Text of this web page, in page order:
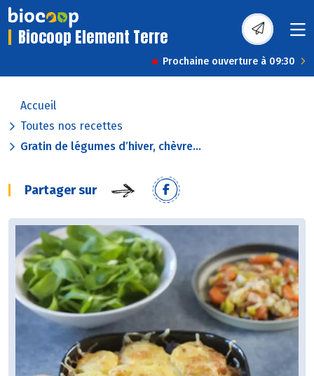
Biocoop Element Terre
Prochaine ouverture à 09:30
Accueil
Toutes nos recettes
Gratin de légumes d’hiver, chèvre...
Partager sur